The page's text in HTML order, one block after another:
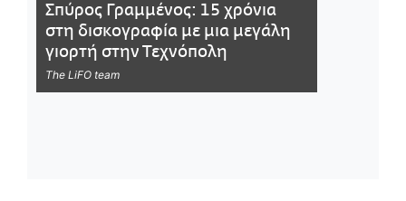
Σπύρος Γραμμένος: 15 χρόνια
στη δισκογραφία με μια μεγάλη
γιορτή στην Τεχνόπολη
The LiFO team